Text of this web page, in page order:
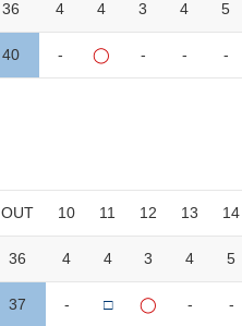
36 4 4 3 4 5
40 - ◯ - - -
OUT 10 11 12 13 14
36 4 4 3 4 5
37 - □ ◯ - -